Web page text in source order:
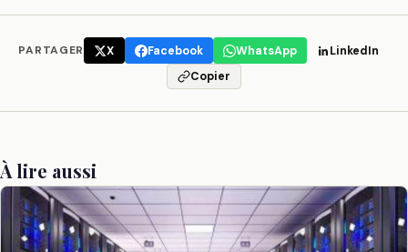
PARTAGER X Facebook WhatsApp
LinkedIn
Copier
À lire aussi